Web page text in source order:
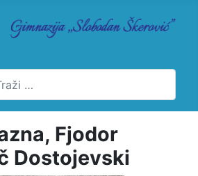
Fjodor
Dostojevski